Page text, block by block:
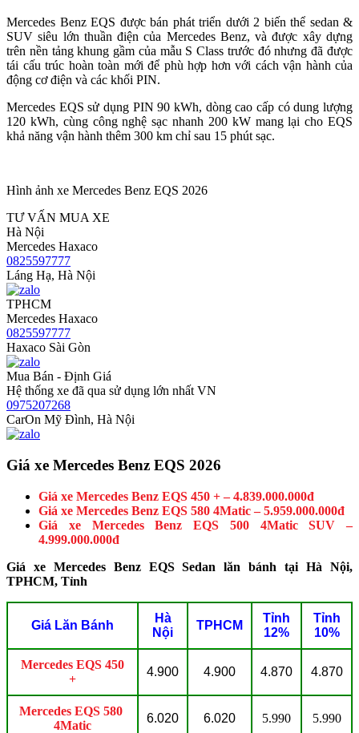
Mercedes Benz EQS được bán phát triển dưới 2 biến thể sedan &
SUV siêu lớn thuần điện của Mercedes Benz, và được xây dựng
trên nền tảng khung gầm của mẫu S Class trước đó nhưng đã được
tái cấu trúc hoàn toàn mới để phù hợp hơn với cách vận hành của
động cơ điện và các khối PIN.
Mercedes EQS sử dụng PIN 90 kWh, dòng cao cấp có dung lượng
120 kWh, cùng công nghệ sạc nhanh 200 kW mang lại cho EQS
khả năng vận hành thêm 300 km chỉ sau 15 phút sạc.
Hình ảnh xe Mercedes Benz EQS 2026
TƯ VẤN MUA XE
Hà Nội
Mercedes Haxaco
0825597777
Láng Hạ, Hà Nội
TPHCM
Mercedes Haxaco
0825597777
Haxaco Sài Gòn
Mua Bán - Định Giá
Hệ thống xe đã qua sử dụng lớn nhất VN
0975207268
CarOn Mỹ Đình, Hà Nội
Giá xe Mercedes Benz EQS 2026
Giá xe Mercedes Benz EQS 450 + – 4.839.000.000đ
Giá xe Mercedes Benz EQS 580 4Matic – 5.959.000.000đ
Giá xe Mercedes Benz EQS 500 4Matic SUV –
4.999.000.000đ
Giá xe Mercedes Benz EQS Sedan lăn bánh tại Hà Nội,
TPHCM, Tỉnh
Giá Lăn Bánh
Hà
Nội
TPHCM
Tỉnh
12%
Tỉnh
10%
Mercedes EQS 450
+
4.900 4.900 4.870 4.870
Mercedes EQS 580
4Matic
6.020 6.020 5.990 5.990